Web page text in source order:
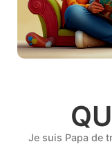
Je suis Papa de